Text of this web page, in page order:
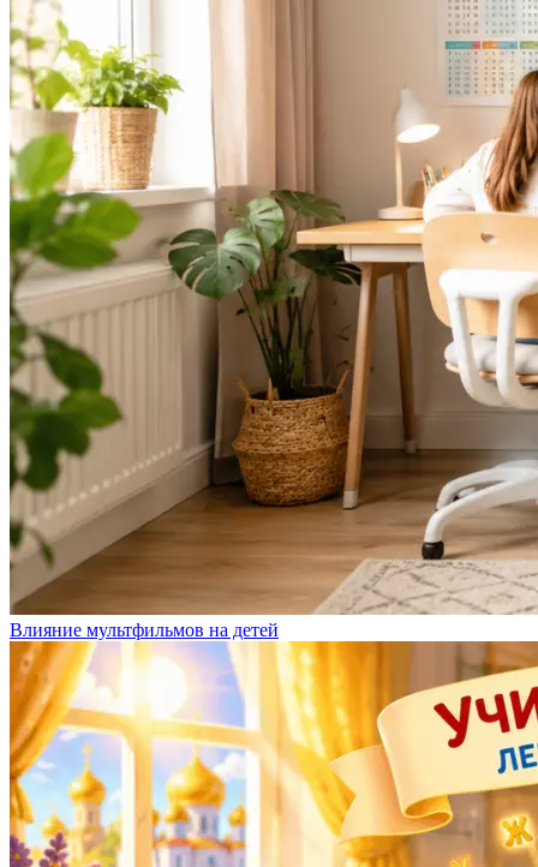
Влияние мультфильмов на детей